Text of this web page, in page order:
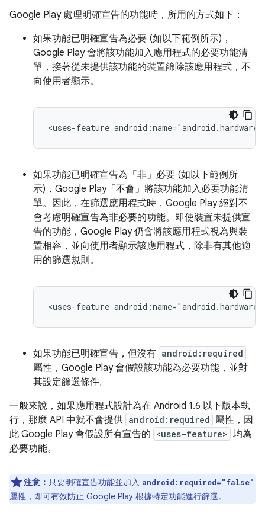
Google Play 處理明確宣告的功能時，所用的方式如下：
如果功能已明確宣告為必要 (如以下範例所示)，
Google Play 會將該功能加入應用程式的必要功能清
單，接著從未提供該功能的裝置篩除該應用程式，不
向使用者顯示。
<uses-feature
如果功能已明確宣告為「非」 必要 (如以下範例所
示)，Google Play「不會」 將該功能加入必要功能清
單。因此，在篩選應用程式時，Google Play 絕對不
會考慮明確宣告為非必要的功能。即使裝置未提供宣
告的功能，Google Play 仍會將該應用程式視為與裝
置相容，並向使用者顯示該應用程式，除非有其他適
用的篩選規則。
<uses-feature
如果功能已明確宣告，但沒有 android:required
屬性，Google Play 會假設該功能為必要功能，並對
其設定篩選條件。
一般來說，如果應用程式設計為在 Android 1.6 以下版本執
行，那麼 API 中就不會提供 android:required 屬性，因
此 Google Play 會假設所有宣告的 <uses-feature> 均為
必要功能。
注意： 只要明確宣告功能並加入 android:required="false"
屬性，即可有效防止 Google Play 根據特定功能進行篩選。